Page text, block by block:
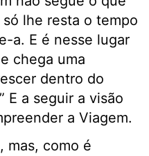
lhe resta o tempo
a. E é nesse lugar
chega uma
dentro do
E a seguir a visão
a Viagem.
mas, como é